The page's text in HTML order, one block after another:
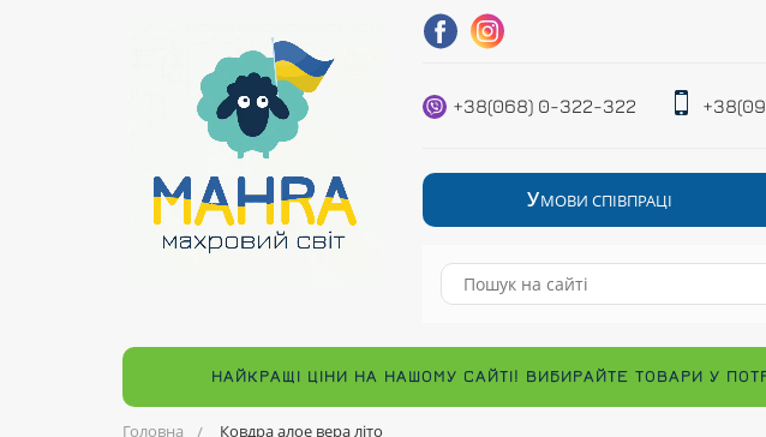
+38(068) 0-322-322
УМОВИ СПІВПРАЦІ
НАЙКРАЩІ ЦІНИ НА НАШОМУ САЙТІ! ВИБИРАЙТЕ ТОВАРИ У
Головна Ковдра алое вера літо